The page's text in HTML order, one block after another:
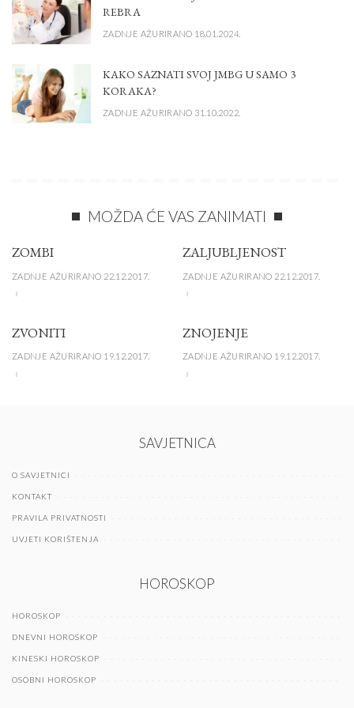
REBRA
ZADNJE AŽURIRANO 18.01.2024.
KAKO SAZNATI SVOJ JMBG U SAMO 3
KORAKA?
ZADNJE AŽURIRANO 31.10.2022.
MOŽDA ĆE VAS ZANIMATI
ZOMBI
ZADNJE AŽURIRANO 22.12.2017.
ZALJUBLJENOST
ZADNJE AŽURIRANO 22.12.2017.
ZVONITI
ZADNJE AŽURIRANO 19.12.2017.
ZNOJENJE
ZADNJE AŽURIRANO 19.12.2017.
SAVJETNICA
O SAVJETNICI
KONTAKT
PRAVILA PRIVATNOSTI
UVJETI KORIŠTENJA
HOROSKOP
HOROSKOP
DNEVNI HOROSKOP
KINESKI HOROSKOP
OSOBNI HOROSKOP